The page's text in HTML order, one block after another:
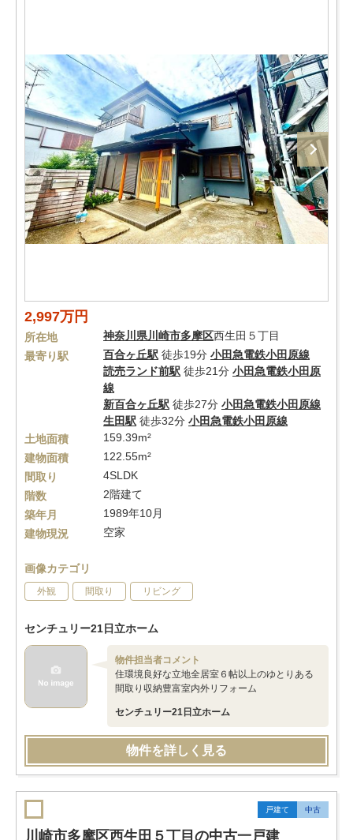
2,997万円
所在地 神奈川県川崎市多摩区西生田５丁目
最寄り駅
百合ヶ丘駅 徒歩19分 小田急電鉄小田原線
読売ランド前駅 徒歩21分 小田急電鉄小田原
線
新百合ヶ丘駅 徒歩27分 小田急電鉄小田原線
生田駅 徒歩32分 小田急電鉄小田原線
土地面積
159.39m²
建物面積
122.55m²
間取り
4SLDK
階数
2階建て
築年月
1989年10月
建物現況
空家
画像カテゴリ
外観 間取り リビング
センチュリー21日立ホーム
物件担当者コメント
住環境良好な立地全居室６帖以上のゆとりある
間取り収納豊富室内外リフォーム
センチュリー21日立ホーム
物件を詳しく見る
戸建て 中古
川崎市多摩区西生田５丁目の中古一戸建